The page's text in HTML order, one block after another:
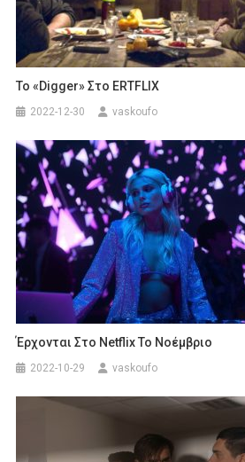
To «Digger» Στο ERTFLIX
2022-12-30 vaskoufo
Έρχονται Στο Netflix Το Νοέμβριο
2022-10-29 vaskoufo